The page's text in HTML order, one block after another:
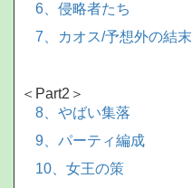
6、侵略者たち
7、カオス/予想外の結末
＜Part2＞
8、やばい集落
9、パーティ編成
10、女王の策